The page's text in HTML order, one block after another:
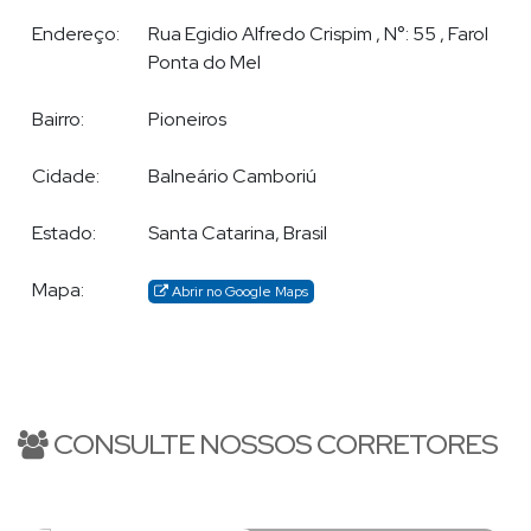
Endereço: Rua Egidio Alfredo Crispim ,N°: 55 ,Farol
Ponta do Mel
Bairro: Pioneiros
Cidade: Balneário Camboriú
Estado: Santa Catarina, Brasil
Mapa: Abrir no Google Maps
CONSULTE NOSSOS CORRETORES